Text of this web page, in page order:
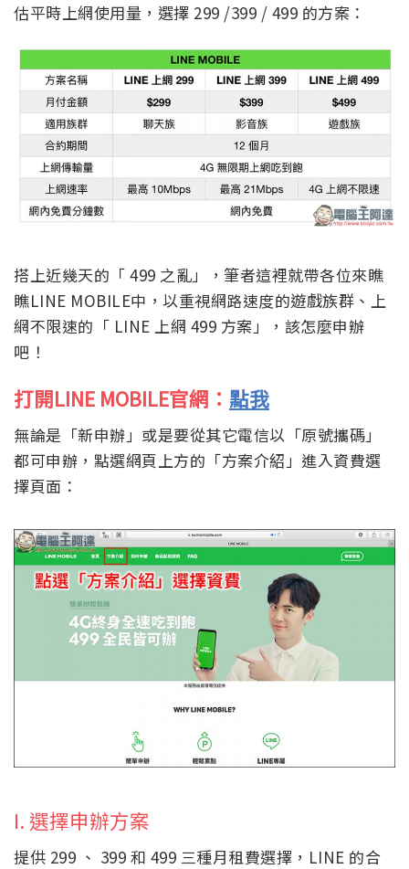
估平時上網使用量，選擇 299 /399 / 499 的方案：
搭上近幾天的「 499 之亂」，筆者這裡就帶各位來瞧
瞧LINE MOBILE中，以重視網路速度的遊戲族群、上
網不限速的「 LINE 上網 499 方案」，該怎麼申辦
吧！
打開LINE MOBILE官網： 點我
無論是「新申辦」或是要從其它電信以「原號攜碼」
都可申辦，點選網頁上方的「方案介紹」進入資費選
擇頁面：
I. 選擇申辦方案
提供 299 、 399 和 499 三種月租費選擇，LINE 的合